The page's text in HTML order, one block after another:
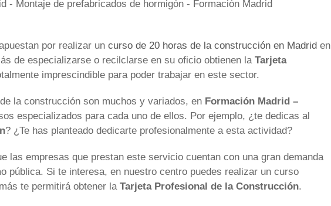
por realizar un curso de 20 horas de la construcción en Madrid en
de especializarse o recilclarse en su oficio obtienen la Tarjeta
imprescindible para poder trabajar en este sector.
la construcción son muchos y variados, en Formación Madrid –
especializados para cada uno de ellos. Por ejemplo, ¿te dedicas al
? ¿Te has planteado dedicarte profesionalmente a esta actividad?
las empresas que prestan este servicio cuentan con una gran demanda
pública. Si te interesa, en nuestro centro puedes realizar un curso
te permitirá obtener la Tarjeta Profesional de la Construcción.